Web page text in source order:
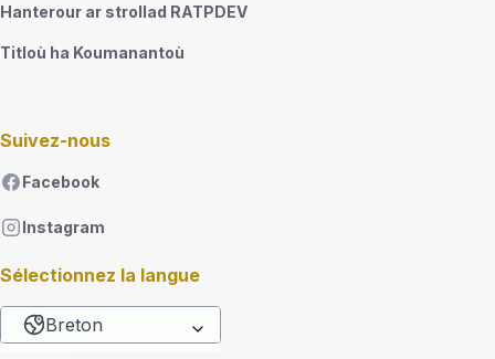
Hanterour ar strollad RATPDEV
Titloù ha Koumanantoù
Suivez-nous
Facebook
Instagram
Sélectionnez la langue
Breton
List additional actions